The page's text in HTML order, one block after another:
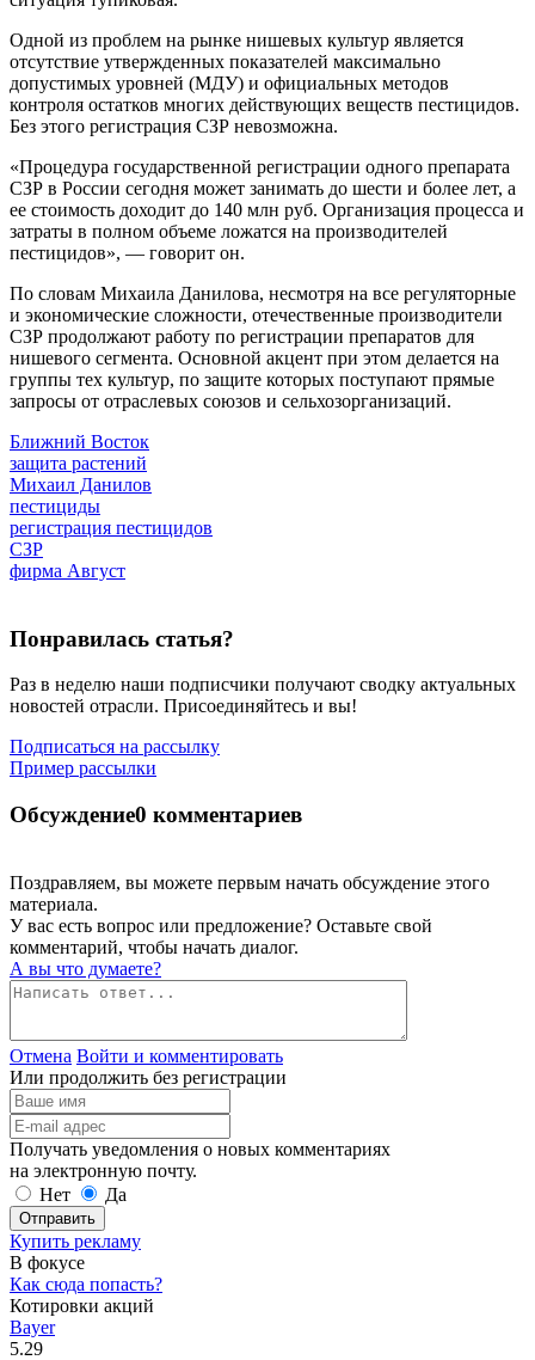
Одной из проблем на рынке нишевых культур является
отсутствие утвержденных показателей максимально
допустимых уровней (МДУ) и официальных методов
контроля остатков многих действующих веществ пестицидов.
Без этого регистрация СЗР невозможна.
«Процедура государственной регистрации одного препарата
СЗР в России сегодня может занимать до шести и более лет, а
ее стоимость доходит до 140 млн руб. Организация процесса и
затраты в полном объеме ложатся на производителей
пестицидов», — говорит он.
По словам Михаила Данилова, несмотря на все регуляторные
и экономические сложности, отечественные производители
СЗР продолжают работу по регистрации препаратов для
нишевого сегмента. Основной акцент при этом делается на
группы тех культур, по защите которых поступают прямые
запросы от отраслевых союзов и сельхозорганизаций.
Ближний Восток
защита растений
Михаил Данилов
пестициды
регистрация пестицидов
СЗР
фирма Август
Понравилась статья?
Раз в неделю наши подписчики получают сводку актуальных
новостей отрасли. Присоединяйтесь и вы!
Подписаться на рассылку
Пример рассылки
Обсуждение0 комментариев
Поздравляем, вы можете первым начать обсуждение этого
материала.
У вас есть вопрос или предложение? Оставьте свой
комментарий, чтобы начать диалог.
А вы что думаете?
Отмена Войти и комментировать
Или продолжить без регистрации
Получать уведомления о новых комментариях
на электронную почту.
Нет
Да
Отправить
Купить рекламу
В фокусе
Как сюда попасть?
Котировки акций
Bayer
5.29